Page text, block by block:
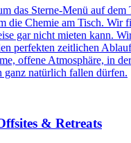
das Sterne-Menü auf dem
die Chemie am Tisch. Wir
gar nicht mieten kann.
perfekten zeitlichen
offene Atmosphäre, in
ganz natürlich fallen dürfen.
& Retreats